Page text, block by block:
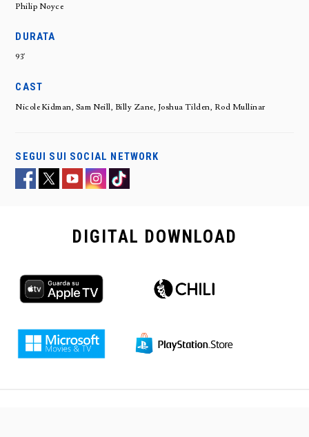
Philip Noyce
DURATA
93'
CAST
Nicole Kidman, Sam Neill, Billy Zane, Joshua Tilden, Rod Mullinar
SEGUI SUI SOCIAL NETWORK
DIGITAL DOWNLOAD